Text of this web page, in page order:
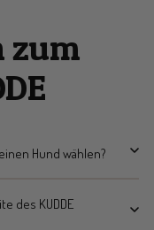
zum
Hund wählen?
des KUDDE